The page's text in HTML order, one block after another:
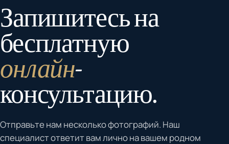
Запишитесь на
бесплатную
онлайн-
консультацию.
Отправьте нам несколько фотографий. Наш
специалист ответит вам лично на вашем родном